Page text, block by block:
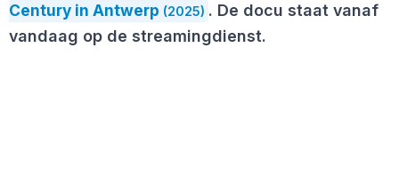
Century in Antwerp (2025) . De docu staat vanaf
vandaag op de streamingdienst.